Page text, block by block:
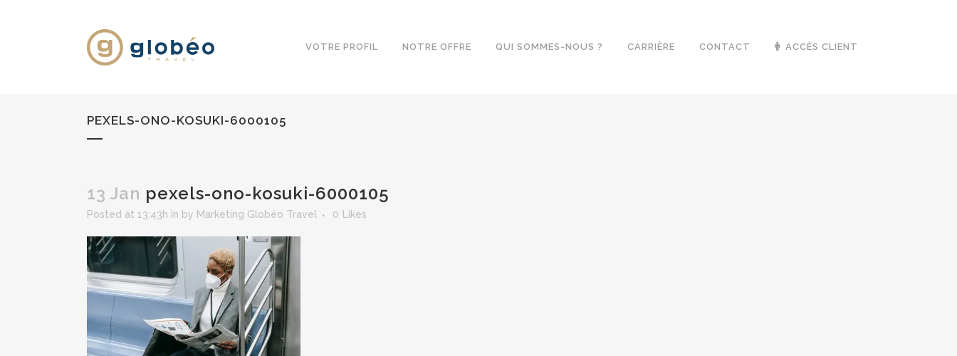
VOTRE PROFIL NOTRE OFFRE QUI SOMMES-NOUS ? CARRIÈRE CONTACT ACCÈS CLIENT
PEXELS-ONO-KOSUKI-6000105
13 Jan pexels-ono-kosuki-6000105
Posted at 13:43h in by Marketing Globéo Travel 0 Likes